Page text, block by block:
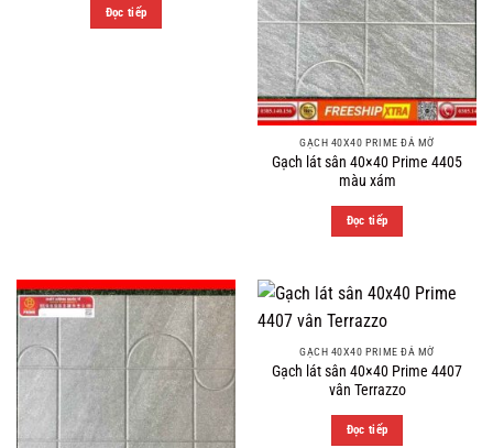
Đọc tiếp
GẠCH 40X40 PRIME ĐÁ MỜ
Gạch lát sân 40×40 Prime 4405
màu xám
Đọc tiếp
GẠCH 40X40 PRIME ĐÁ MỜ
Gạch lát sân 40×40 Prime 4407
vân Terrazzo
Đọc tiếp